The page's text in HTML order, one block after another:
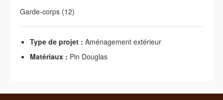
Garde-corps (12)
Type de projet : Aménagement extérieur
Matériaux : Pin Douglas